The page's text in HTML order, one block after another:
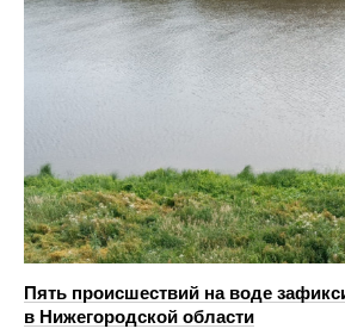
Пять происшествий на воде
в Нижегородской области